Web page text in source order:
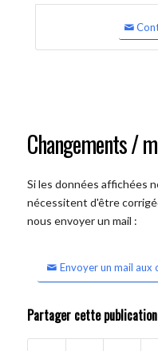
Changements /
Si les données affichées
nécessitent d'être
nous envoyer un mail :
Envoyer un mail aux
Partager cette publication